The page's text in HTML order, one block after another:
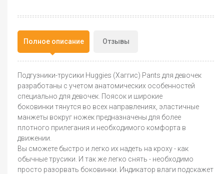
Полное описание Отзывы
Подгузники-трусики Huggies (Хаггис) Pants для девочек
разработаны с учетом анатомических особенностей
специально для девочек. Поясок и широкие
боковинки тянутся во всех направлениях, эластичные
манжеты вокруг ножек предназначены для более
плотного прилегания и необходимого комфорта в
движении.
Вы сможете быстро и легко их надеть на кроху - как
обычные трусики. И так же легко снять - необходимо
просто разорвать боковинки. Индикатор влаги подскажет